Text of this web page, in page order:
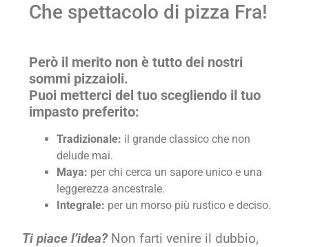
Che spettacolo di pizza Fra!
Però il merito non è tutto dei nostri
sommi pizzaioli.
Puoi metterci del tuo scegliendo il tuo
impasto preferito:
Tradizionale: il grande classico che non
delude mai.
Maya: per chi cerca un sapore unico e una
leggerezza ancestrale.
Integrale: per un morso più rustico e deciso.
Ti piace l’idea? Non farti venire il dubbio,